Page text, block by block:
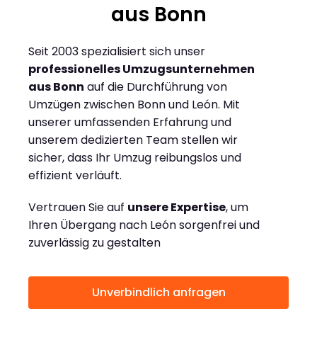
aus Bonn
Seit 2003 spezialisiert sich unser
professionelles Umzugsunternehmen
aus Bonn auf die Durchführung von
Umzügen zwischen Bonn und León. Mit
unserer umfassenden Erfahrung und
unserem dedizierten Team stellen wir
sicher, dass Ihr Umzug reibungslos und
effizient verläuft.
Vertrauen Sie auf unsere Expertise, um
Ihren Übergang nach León sorgenfrei und
zuverlässig zu gestalten
Unverbindlich anfragen